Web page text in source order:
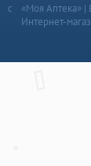
«Моя Аптека»
Интернет-